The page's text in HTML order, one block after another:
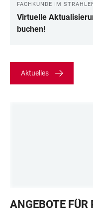
FACHKUNDE IM
Virtuelle
buchen!
Aktuelles
rote
ANGEBOTE FÜR